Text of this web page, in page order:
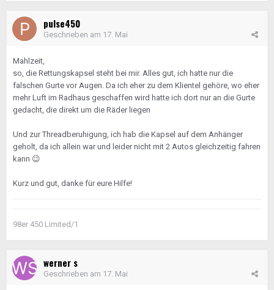
pulse450
Geschrieben am 17. Mai
Mahlzeit,
so, die Rettungskapsel steht bei mir. Alles gut, ich hatte nur die
falschen Gurte vor Augen. Da ich eher zu dem Klientel gehöre, wo eher
mehr Luft im Radhaus geschaffen wird hatte ich dort nur an die Gurte
gedacht, die direkt um die Räder liegen
Und zur Threadberuhigung, ich hab die Kapsel auf dem Anhänger
geholt, da ich allein war und leider nicht mit 2 Autos gleichzeitig fahren
kann 😉
Kurz und gut, danke für eure Hilfe!
98er 450 Limited/1
werner s
Geschrieben am 17. Mai